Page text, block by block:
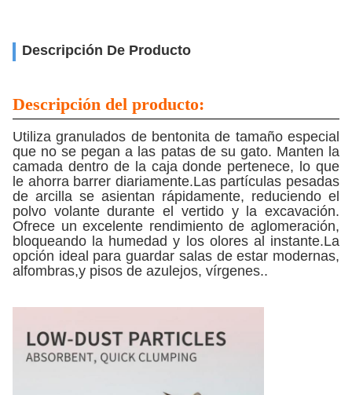
Descripción De Producto
Descripción del producto:
Utiliza granulados de bentonita de tamaño especial
que no se pegan a las patas de su gato. Manten la
camada dentro de la caja donde pertenece, lo que
le ahorra barrer diariamente.Las partículas pesadas
de arcilla se asientan rápidamente, reduciendo el
polvo volante durante el vertido y la excavación.
Ofrece un excelente rendimiento de aglomeración,
bloqueando la humedad y los olores al instante.La
opción ideal para guardar salas de estar modernas,
alfombras,y pisos de azulejos, vírgenes..